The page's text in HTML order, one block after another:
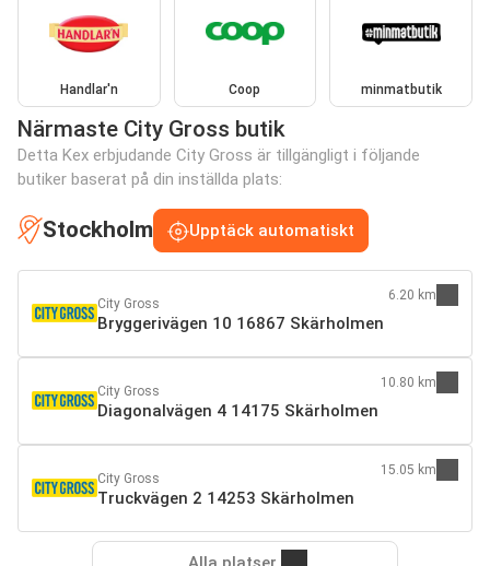
Handlar'n Coop minmatbutik
Närmaste City Gross butik
Detta Kex erbjudande City Gross är tillgängligt i följande
butiker baserat på din inställda plats:
Stockholm Upptäck automatiskt
City Gross
Bryggerivägen 10 16867 Skärholmen
6.20 km
City Gross
Diagonalvägen 4 14175 Skärholmen
10.80 km
City Gross
Truckvägen 2 14253 Skärholmen
15.05 km